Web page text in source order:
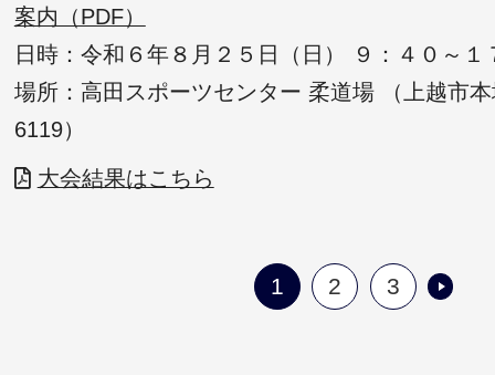
案内（PDF）
日時：令和６年８月２５日（日） ９：４０～１
場所：高田スポーツセンター 柔道場 （上越市
6119）
大会結果はこちら
1 2 3